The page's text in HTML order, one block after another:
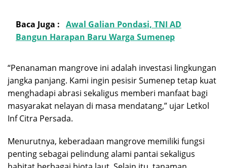
Baca Juga : Awal Galian Pondasi, TNI AD
Bangun Harapan Baru Warga Sumenep
“Penanaman mangrove ini adalah investasi lingkungan
jangka panjang. Kami ingin pesisir Sumenep tetap kuat
menghadapi abrasi sekaligus memberi manfaat bagi
masyarakat nelayan di masa mendatang,” ujar Letkol
Inf Citra Persada.
Menurutnya, keberadaan mangrove memiliki fungsi
penting sebagai pelindung alami pantai sekaligus